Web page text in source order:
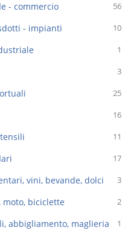
56
- commercio
10
- impianti
1
3
25
16
11
17
3
vini, bevande, dolci
2
moto, biciclette
1
abbigliamento, maglieria